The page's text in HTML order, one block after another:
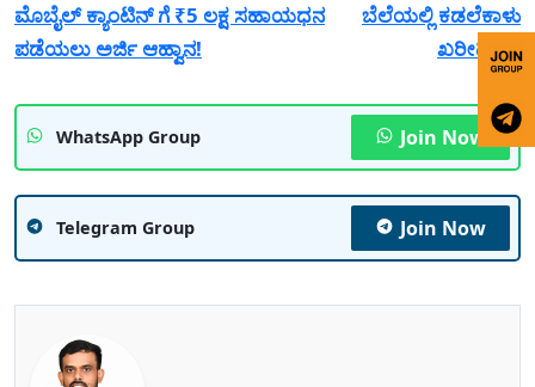
ಮೊಬೈಲ್ ಕ್ಯಾಂಟಿನ್ ಗೆ ₹5 ಲಕ್ಷ ಸಹಾಯಧನ
ಪಡೆಯಲು ಅರ್ಜಿ ಆಹ್ವಾನ!
ಬೆಲೆಯಲ್ಲಿ ಕಡಲೆಕಾಳು
ಖರೀದಿ!→
WhatsApp Group Join Now
Telegram Group Join Now